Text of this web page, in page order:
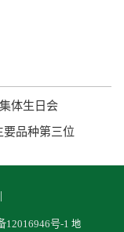
体生日会
要品种第三位
12016946号-1 地